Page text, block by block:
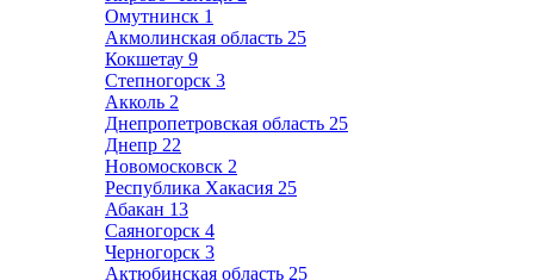
Омутнинск 1
Акмолинская область 25
Кокшетау 9
Степногорск 3
Акколь 2
Днепропетровская область 25
Днепр 22
Новомосковск 2
Республика Хакасия 25
Абакан 13
Саяногорск 4
Черногорск 3
Актюбинская область 25